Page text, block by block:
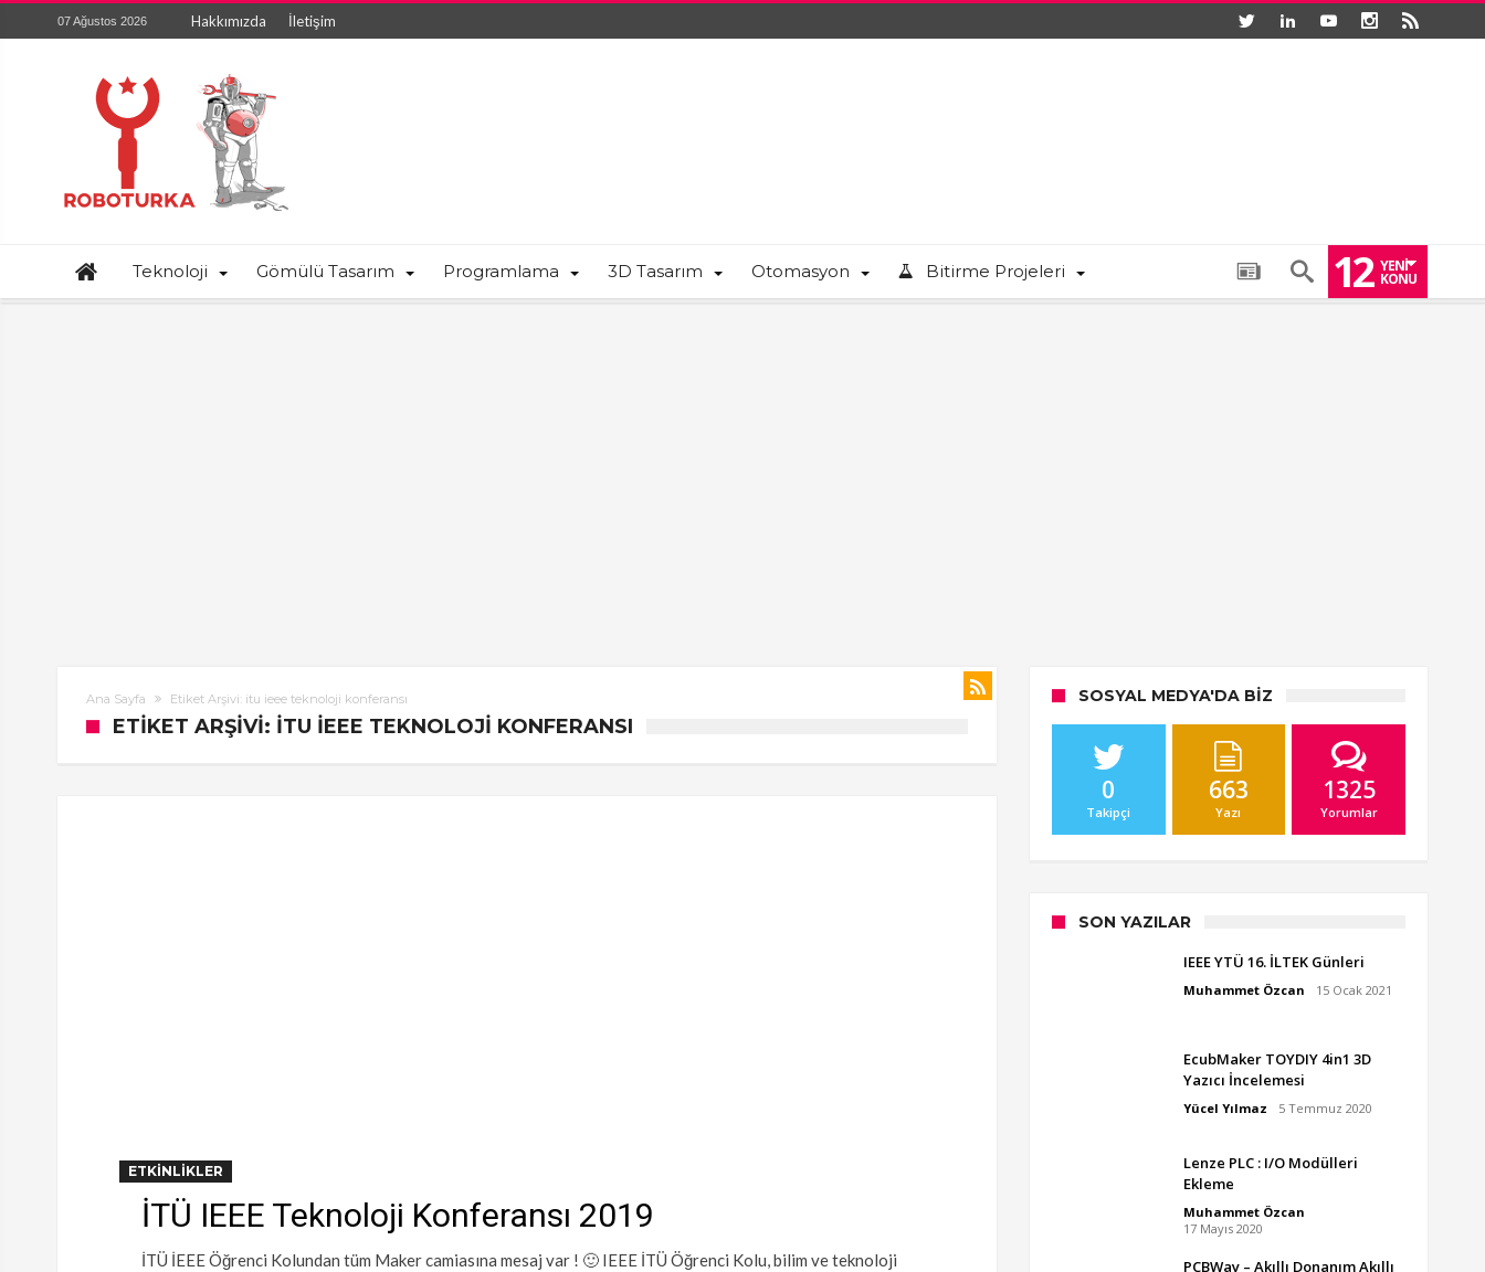
07 Ağustos 2026 Hakkımızda İletişim
Teknoloji Gömülü Tasarım Programlama 3D Tasarım Otomasyon Bitirme Projeleri 12 YENI
KONU
Ana Sayfa Etiket Arşivi: itu ieee teknoloji konferansı
ETIKET ARŞIVI: ITU IEEE TEKNOLOJI KONFERANSI
ETKINLIKLER
İTÜ IEEE Teknoloji Konferansı 2019
İTÜ İEEE Öğrenci Kolundan tüm Maker camiasına mesaj var ! 🙂 IEEE İTÜ Öğrenci Kolu, bilim ve teknoloji
SOSYAL MEDYA'DA BIZ
0
Takipçi
663
Yazı
1325
Yorumlar
SON YAZILAR
IEEE YTÜ 16. İLTEK Günleri
Muhammet Özcan 15 Ocak 2021
EcubMaker TOYDIY 4in1 3D
Yazıcı İncelemesi
Yücel Yılmaz 5 Temmuz 2020
Lenze PLC : I/O Modülleri
Ekleme
Muhammet Özcan
17 Mayıs 2020
PCBWay – Akıllı Donanım Akıllı